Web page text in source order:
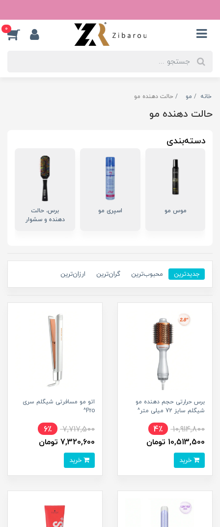
0
خانه مو حالت دهنده مو
حالت دهنده مو
دسته‌بندی
موس مو اسپری مو
برس، حالت
دهنده و سشوار
جدیدترین محبوب‌ترین گران‌ترین ارزان‌ترین
برس حرارتی حجم دهنده مو
شیگلم سایز 72 میلی متر^
10,914,800
4٪
10,513,500 تومان
اتو مو مسافرتی شیگلم سری
Pro^
7,717,500
6٪
7,320,600 تومان